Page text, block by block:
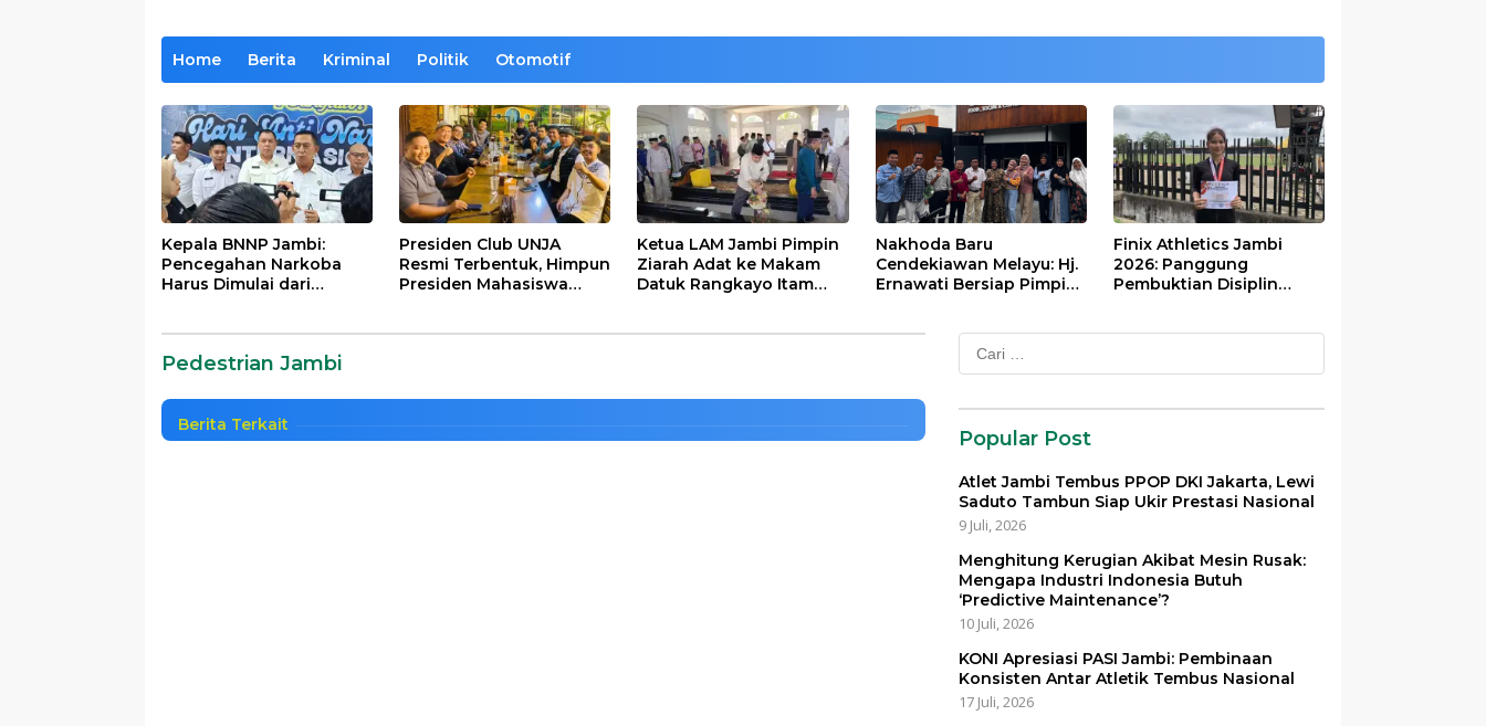
Home Berita Kriminal Politik Otomotif
Kepala BNNP Jambi:
Pencegahan Narkoba
Harus Dimulai dari
Presiden Club UNJA
Resmi Terbentuk, Himpun
Presiden Mahasiswa
Ketua LAM Jambi Pimpin
Ziarah Adat ke Makam
Datuk Rangkayo Itam
Nakhoda Baru
Cendekiawan Melayu: Hj.
Ernawati Bersiap Pimpin
Finix Athletics Jambi
2026: Panggung
Pembuktian Disiplin
Pedestrian Jambi
Akhirnya Dihibahkan Ke Pemprov Jambi
Pemerintahan |3 Februari, 2021
Berita Terkait
Cari
untuk:
Popular Post
Atlet Jambi Tembus PPOP DKI Jakarta, Lewi
Saduto Tambun Siap Ukir Prestasi Nasional
9 Juli, 2026
Menghitung Kerugian Akibat Mesin Rusak:
Mengapa Industri Indonesia Butuh
‘Predictive Maintenance’?
10 Juli, 2026
KONI Apresiasi PASI Jambi: Pembinaan
Konsisten Antar Atletik Tembus Nasional
17 Juli, 2026